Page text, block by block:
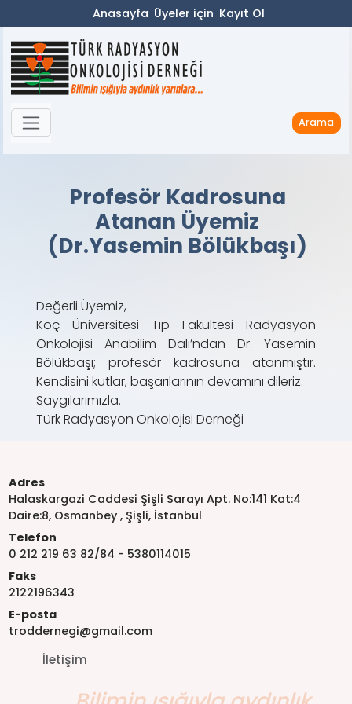
Anasayfa Üyeler için Kayıt Ol
Arama
Profesör Kadrosuna
Atanan Üyemiz
(Dr.Yasemin Bölükbaşı)
Değerli Üyemiz,
Koç Üniversitesi Tıp Fakültesi Radyasyon
Onkolojisi Anabilim Dalı’ndan Dr. Yasemin
Bölükbaşı; profesör kadrosuna atanmıştır.
Kendisini kutlar, başarılarının devamını dileriz.
Saygılarımızla.
Türk Radyasyon Onkolojisi Derneği
Adres
Halaskargazi Caddesi Şişli Sarayı Apt. No:141 Kat:4
Daire:8, Osmanbey , Şişli, İstanbul
Telefon
0 212 219 63 82/84 - 5380114015
Faks
2122196343
E-posta
troddernegi@gmail.com
İletişim